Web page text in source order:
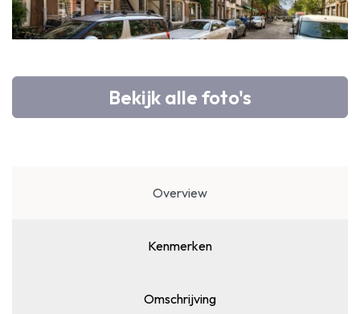
Bekijk alle foto's
Overview
Kenmerken
Omschrijving